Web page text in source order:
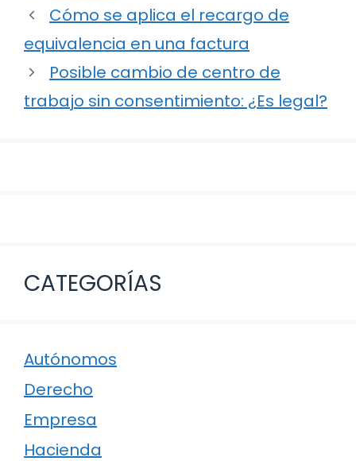
Navegación
de
entradas
Cómo se aplica el recargo de
equivalencia en una factura
Posible cambio de centro de
trabajo sin consentimiento: ¿Es legal?
CATEGORÍAS
Autónomos
Derecho
Empresa
Hacienda